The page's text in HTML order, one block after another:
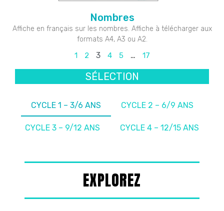
Nombres
Affiche en français sur les nombres. Affiche à télécharger aux
formats A4, A3 ou A2.
1 2 3 4 5 … 17
SÉLECTION
CYCLE 1 – 3/6 ANS CYCLE 2 – 6/9 ANS
CYCLE 3 – 9/12 ANS CYCLE 4 – 12/15 ANS
EXPLOREZ